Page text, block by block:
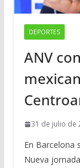
DEPORTES
ANV
31 de julio de
En Barcelona
Nueva